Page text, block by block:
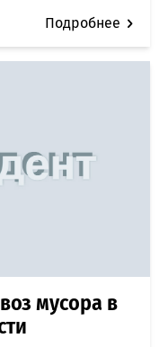
Подробнее
мусора в